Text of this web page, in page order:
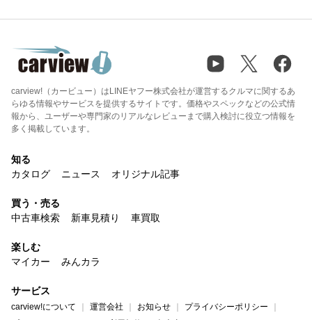
carview!（カービュー）はLINEヤフー株式会社が運営するクルマに関するあ
らゆる情報やサービスを提供するサイトです。価格やスペックなどの公式情
報から、ユーザーや専門家のリアルなレビューまで購入検討に役立つ情報を
多く掲載しています。
知る
カタログ
ニュース オリジナル記事
買う・売る
中古車検索
新車見積り 車買取
楽しむ
マイカー
みんカラ
サービス
carview!について 運営会社 お知らせ
プライバシーポリシー